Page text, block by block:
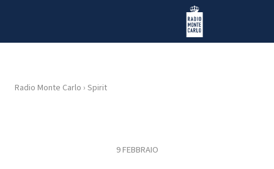
Radio Monte Carlo
Radio Monte Carlo › Spirit
9 FEBBRAIO